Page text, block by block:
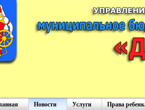
Новости Услуги Права